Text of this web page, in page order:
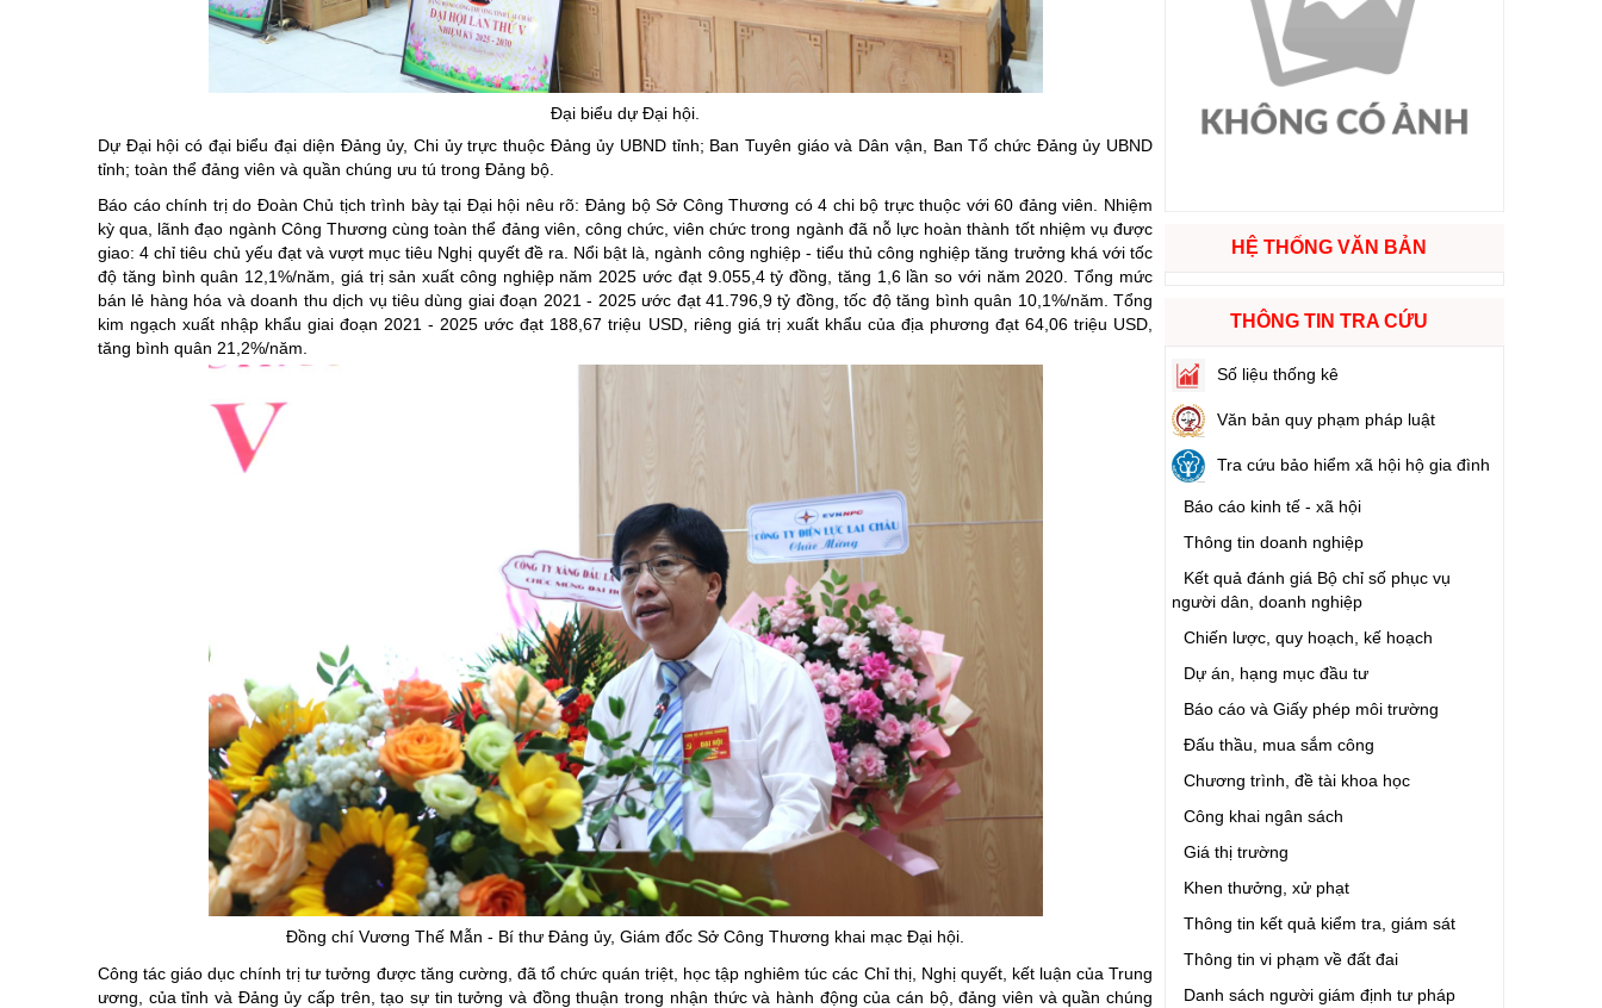
Chuyên đề tổng hợp Giảm nghèo bền vững
Đưa nghị quyết của Đảng vào cuộc sống
Bầu cử đại biểu Quốc hội khóa XVI và đại biểu Hội đồng nhân dân các cấp nhiệm kỳ 2026 - 2031
Đại hội Đảng các cấp
An toàn thông tin
Thông tin biên giới
Người Việt Nam ưu tiên dùng hàng Việt Nam
Điểm báo
Phóng sự ảnh
Chuyên mục khác
Đại biểu dự Đại hội.
Dự Đại hội có đại biểu đại diện Đảng ủy, Chi ủy trực thuộc Đảng ủy UBND tỉnh; Ban Tuyên giáo và Dân vận, Ban Tổ chức Đảng ủy UBND
tỉnh; toàn thể đảng viên và quần chúng ưu tú trong Đảng bộ.
Báo cáo chính trị do Đoàn Chủ tịch trình bày tại Đại hội nêu rõ: Đảng bộ Sở Công Thương có 4 chi bộ trực thuộc với 60 đảng viên. Nhiệm
kỳ qua, lãnh đạo ngành Công Thương cùng toàn thể đảng viên, công chức, viên chức trong ngành đã nỗ lực hoàn thành tốt nhiệm vụ được
giao: 4 chỉ tiêu chủ yếu đạt và vượt mục tiêu Nghị quyết đề ra. Nổi bật là, ngành công nghiệp - tiểu thủ công nghiệp tăng trưởng khá với tốc
độ tăng bình quân 12,1%/năm, giá trị sản xuất công nghiệp năm 2025 ước đạt 9.055,4 tỷ đồng, tăng 1,6 lần so với năm 2020. Tổng mức
bán lẻ hàng hóa và doanh thu dịch vụ tiêu dùng giai đoạn 2021 - 2025 ước đạt 41.796,9 tỷ đồng, tốc độ tăng bình quân 10,1%/năm. Tổng
kim ngạch xuất nhập khẩu giai đoạn 2021 - 2025 ước đạt 188,67 triệu USD, riêng giá trị xuất khẩu của địa phương đạt 64,06 triệu USD,
tăng bình quân 21,2%/năm.
Đồng chí Vương Thế Mẫn - Bí thư Đảng ủy, Giám đốc Sở Công Thương khai mạc Đại hội.
Công tác giáo dục chính trị tư tưởng được tăng cường, đã tổ chức quán triệt, học tập nghiêm túc các Chỉ thị, Nghị quyết, kết luận của Trung
ương, của tỉnh và Đảng ủy cấp trên, tạo sự tin tưởng và đồng thuận trong nhận thức và hành động của cán bộ, đảng viên và quần chúng
HỆ THỐNG VĂN BẢN
THÔNG TIN TRA CỨU
Số liệu thống kê
Văn bản quy phạm pháp luật
Tra cứu bảo hiểm xã hội hộ gia đình
Báo cáo kinh tế - xã hội
Thông tin doanh nghiệp
Kết quả đánh giá Bộ chỉ số phục vụ
người dân, doanh nghiệp
Chiến lược, quy hoạch, kế hoạch
Dự án, hạng mục đầu tư
Báo cáo và Giấy phép môi trường
Đấu thầu, mua sắm công
Chương trình, đề tài khoa học
Công khai ngân sách
Giá thị trường
Khen thưởng, xử phạt
Thông tin kết quả kiểm tra, giám sát
Thông tin vi phạm về đất đai
Danh sách người giám định tư pháp